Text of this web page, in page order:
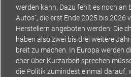
werden kann. Dazu fehlt es noch an
Autos", die erst Ende 2025 bis 2026
Herstellern angeboten werden. Die
haben also zwei bis drei weitere
breit zu machen. In Europa werden
eher über Kurzarbeit sprechen
die Politik zumindest einmal darauf,